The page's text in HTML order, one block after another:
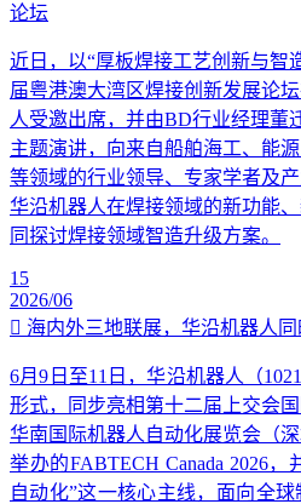
论坛
近日，以“厚板焊接工艺创新与智
届粤港澳大湾区焊接创新发展论
人受邀出席，并由BD行业经理董
主题演讲，向来自船舶海工、能
等领域的行业领导、专家学者及
华沿机器人在焊接领域的新功能
同探讨焊接领域智造升级方案。
15
2026/06
海内外三地联展，华沿机器人
6月9日至11日，华沿机器人（
形式，同步亮相第十二届上交会
华南国际机器人自动化展览会（
举办的FABTECH Canada 2026
自动化”这一核心主线，面向全球